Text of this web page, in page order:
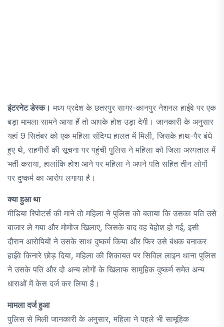
इंटरनेट डेस्क। मध्य प्रदेश के छतरपुर सागर-कानपुर नेशनल हाईवे पर एक
बड़ा मामला सामने आया हैं तो आपके होश उड़ा देगी। जानकारी के अनुसार
यहां 9 सितंबर को एक महिला संदिग्ध हालत में मिली, जिसके हाथ-पैर बंधे
हुए थे, राहगीरों की सूचना पर पहुंची पुलिस ने महिला को जिला अस्पताल में
भर्ती कराया, हालांकि होश आने पर महिला ने अपने पति सहित तीन लोगों
पर दुष्कर्म का आरोप लगाया है।
क्या हुआ था
मीडिया रिपोटर्स की माने तो महिला ने पुलिस को बताया कि उसका पति उसे
बाजार ले गया और मोमोज खिलाए, जिसके बाद वह बेहोश हो गई, इसी
दौरान आरोपियों ने उसके साथ दुष्कर्म किया और फिर उसे बंधक बनाकर
हाईवे किनारे छोड़ दिया, महिला की शिकायत पर सिविल लाइन थाना पुलिस
ने उसके पति और दो अन्य लोगों के खिलाफ सामूहिक दुष्कर्म समेत अन्य
धाराओं में केस दर्ज कर लिया है।
मामला दर्ज हुआ
पुलिस से मिली जानकारी के अनुसार, महिला ने पहले भी सामूहिक